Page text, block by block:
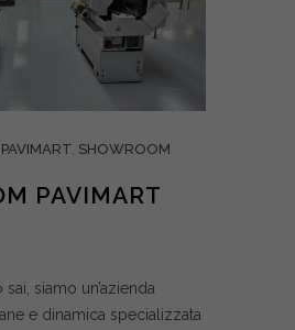
PAVIMART, SHOWROOM
PAVIMART
siamo un’azienda
e dinamica specializzata